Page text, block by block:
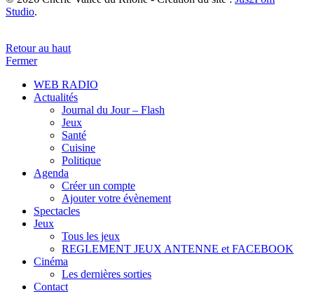
Studio.
Retour au haut
Fermer
WEB RADIO
Actualités
Journal du Jour – Flash
Jeux
Santé
Cuisine
Politique
Agenda
Créer un compte
Ajouter votre évènement
Spectacles
Jeux
Tous les jeux
REGLEMENT JEUX ANTENNE et FACEBOOK
Cinéma
Les dernières sorties
Contact